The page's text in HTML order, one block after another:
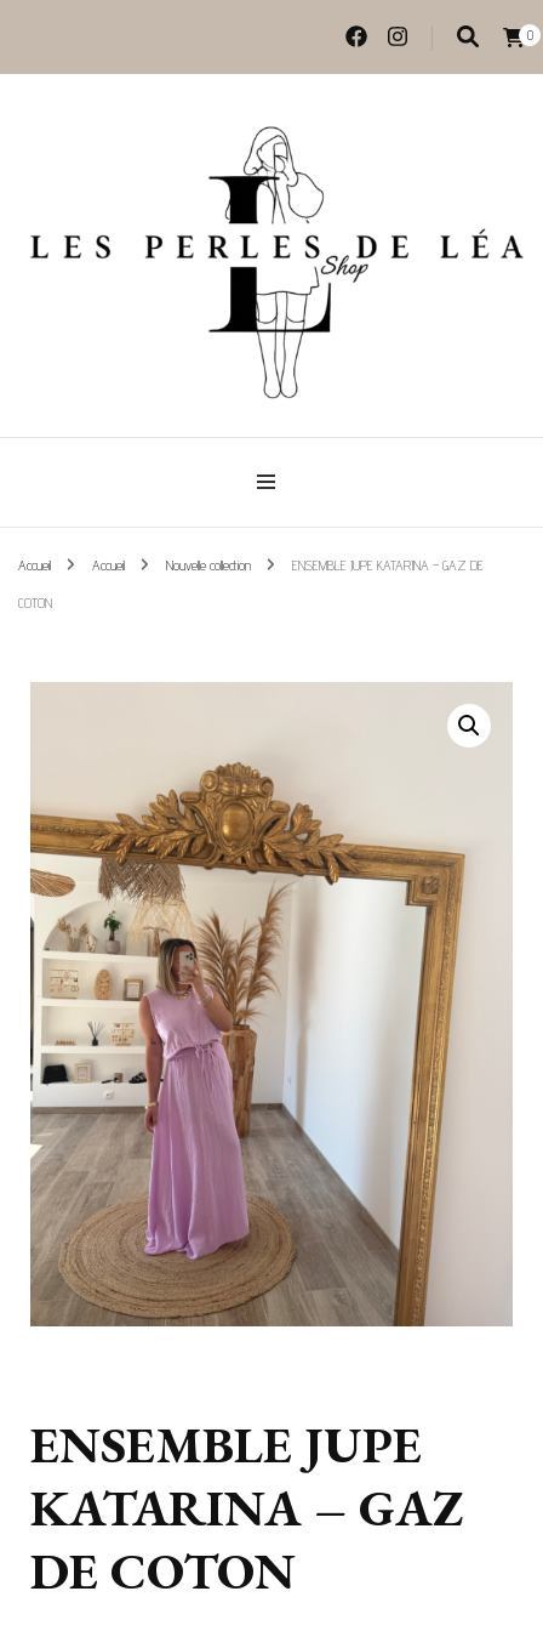
0
Les perles de Léa
Accueil Accueil Nouvelle collection ENSEMBLE JUPE KATARINA – GAZ DE
COTON
ENSEMBLE JUPE
KATARINA – GAZ
DE COTON